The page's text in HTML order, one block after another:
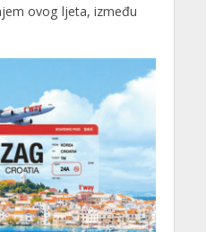
ovog ljeta, između